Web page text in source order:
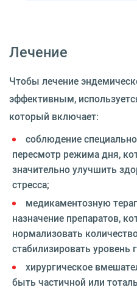
Лечение
Чтобы лечение
эффективным,
который включает:
соблюдение
пересмотр режима дня,
значительно улучшить
стресса;
медикаментозную
назначение препаратов,
нормализовать
стабилизировать уровень
хирургическое
быть частичной или